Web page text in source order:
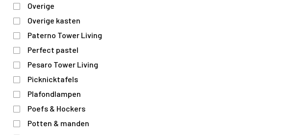
Overige
Overige kasten
Paterno Tower Living
Perfect pastel
Pesaro Tower Living
Picknicktafels
Plafondlampen
Poefs & Hockers
Potten & manden